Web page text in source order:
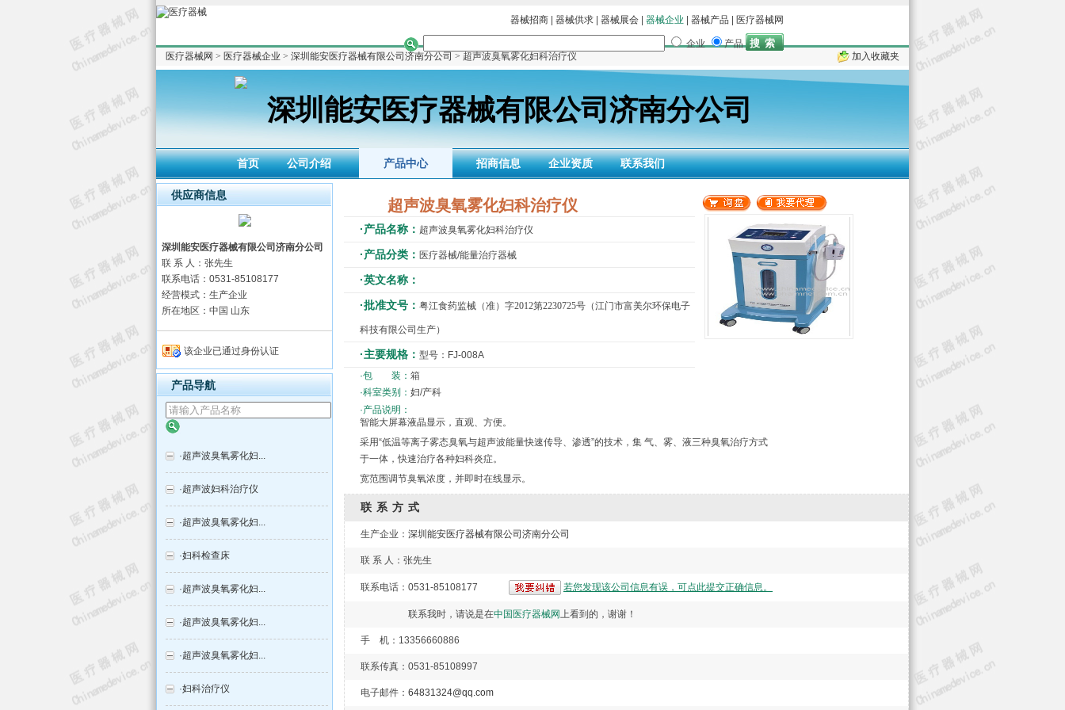
器械招商 器械供求 器械展会 器械企业 器械产品 医疗器械网
企业
产品
医疗器械网 > 医疗器械企业 > 深圳能安医疗器械有限公司济南分公司 > 超声波臭氧雾化妇科治疗仪 加入收藏夹
深圳能安医疗器械有限公司济南分公司
首页 公司介绍 产品中心 招商信息 企业资质 联系我们
超声波臭氧雾化妇科治疗仪
·产品名称： 超声波臭氧雾化妇科治疗仪
·产品分类： 医疗器械/能量治疗器械
·英文名称：
·批准文号： 粤江食药监械（准）字2012第2230725号（江门市富美尔环保电子
科技有限公司生产）
·主要规格： 型号：FJ-008A
·包 装： 箱
·科室类别： 妇/产科
·产品说明：
智能大屏幕液晶显示，直观、方便。
采用“低温等离子雾态臭氧与超声波能量快速传导、渗透”的技术，集 气、雾、液三种臭氧治疗方式
于一体，快速治疗各种妇科炎症。
宽范围调节臭氧浓度，并即时在线显示。
联系方式
生产企业： 深圳能安医疗器械有限公司济南分公司
联 系 人：张先生
联系电话：0531-85108177 若您发现该公司信息有误，可点此提交正确信息。
联系我时，请说是在中国医疗器械网上看到的，谢谢！
手 机：13356660886
联系传真：0531-85108997
电子邮件： 64831324@qq.com
供应商信息
深圳能安医疗器械有限公司济南分公司
联 系 人：张先生
联系电话：0531-85108177
经营模式：生产企业
所在地区：中国 山东
该企业已通过身份认证
产品导航
·超声波臭氧雾化妇...
·超声波妇科治疗仪
·超声波臭氧雾化妇...
·妇科检查床
·超声波臭氧雾化妇...
·超声波臭氧雾化妇...
·超声波臭氧雾化妇...
·妇科治疗仪